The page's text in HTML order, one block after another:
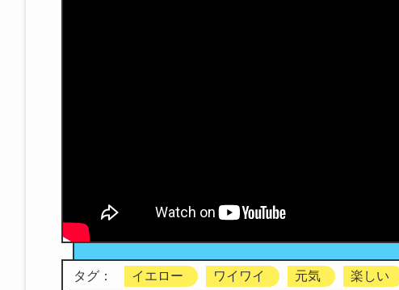
タグ： イエロー ワイワイ 元気 楽しい